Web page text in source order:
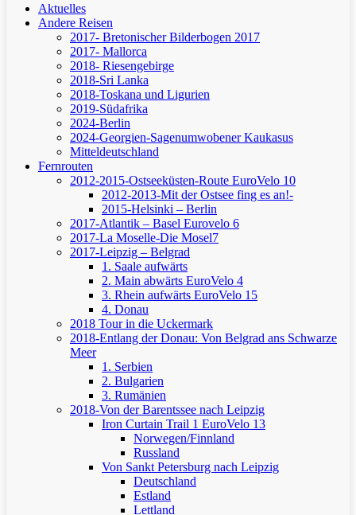
Aktuelles
Andere Reisen
2017- Bretonischer Bilderbogen 2017
2017- Mallorca
2018- Riesengebirge
2018-Sri Lanka
2018-Toskana und Ligurien
2019-Südafrika
2024-Berlin
2024-Georgien-Sagenumwobener Kaukasus
Mitteldeutschland
Fernrouten
2012-2015-Ostseeküsten-Route EuroVelo 10
2012-2013-Mit der Ostsee fing es an!-
2015-Helsinki – Berlin
2017-Atlantik – Basel Eurovelo 6
2017-La Moselle-Die Mosel7
2017-Leipzig – Belgrad
1. Saale aufwärts
2. Main abwärts EuroVelo 4
3. Rhein aufwärts EuroVelo 15
4. Donau
2018 Tour in die Uckermark
2018-Entlang der Donau: Von Belgrad ans Schwarze
Meer
1. Serbien
2. Bulgarien
3. Rumänien
2018-Von der Barentssee nach Leipzig
Iron Curtain Trail 1 EuroVelo 13
Norwegen/Finnland
Russland
Von Sankt Petersburg nach Leipzig
Deutschland
Estland
Lettland